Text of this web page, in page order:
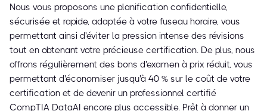
Nous vous proposons une planification confidentielle,
sécurisée et rapide, adaptée à votre fuseau horaire, vous
permettant ainsi d'éviter la pression intense des révisions
tout en obtenant votre précieuse certification. De plus, nous
offrons régulièrement des bons d'examen à prix réduit, vous
permettant d'économiser jusqu'à 40 % sur le coût de votre
certification et de devenir un professionnel certifié
CompTIA DataAI encore plus accessible. Prêt à donner un